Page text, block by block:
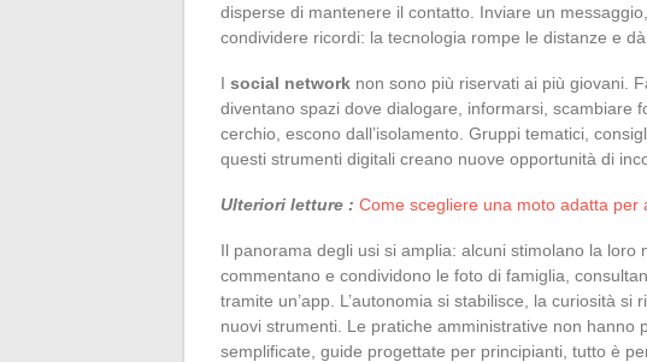
disperse di mantenere il contatto. Inviare un
condividere ricordi: la tecnologia rompe le distanze e
I social network non sono più riservati ai più giovani.
diventano spazi dove dialogare, informarsi, scambiare
cerchio, escono dall’isolamento. Gruppi tematici,
questi strumenti digitali creano nuove opportunità di
Ulteriori letture : Come scegliere una moto adatta
Il panorama degli usi si amplia: alcuni stimolano la loro
commentano e condividono le foto di famiglia,
tramite un’app. L’autonomia si stabilisce, la curiosità
nuovi strumenti. Le pratiche amministrative non hanno
semplificate, guide progettate per principianti, tutto è